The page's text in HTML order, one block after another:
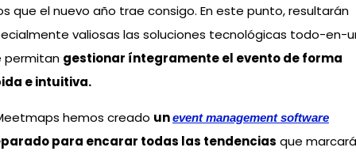
que el nuevo año trae consigo. En este punto, resultarán
valiosas las soluciones tecnológicas todo-en-
permitan gestionar íntegramente el evento de forma
e intuitiva.
hemos creado unevent management software
para encarar todas las tendencias que